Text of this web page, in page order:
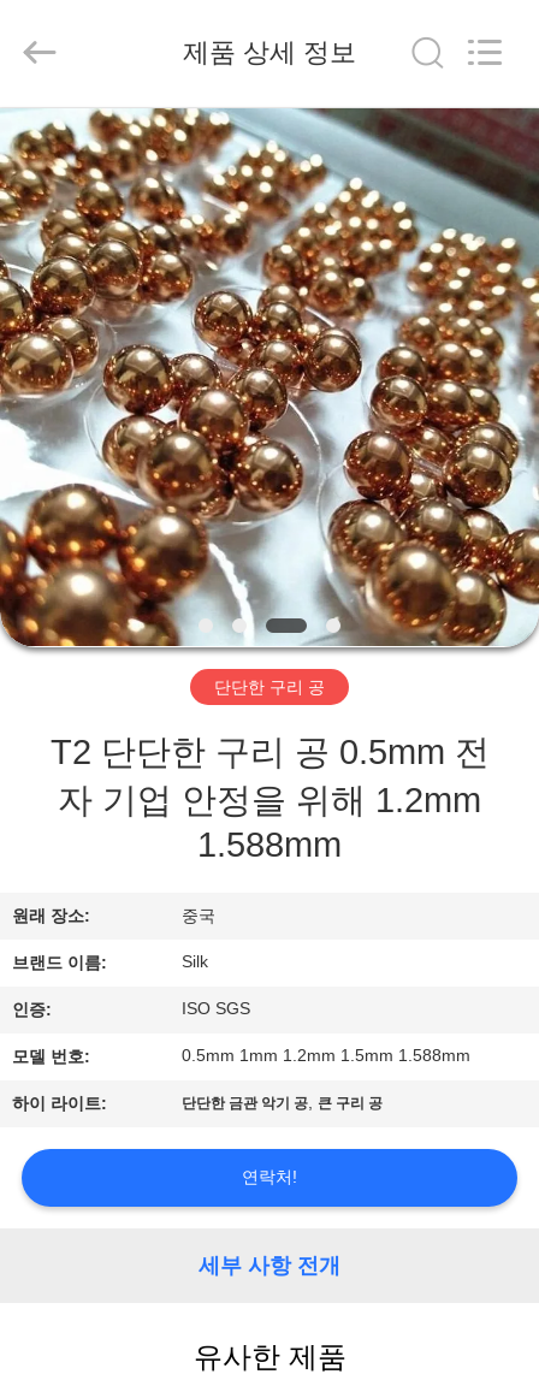
집
제
품
우
리
에
대
하
여
품
질
관
리
희
Road
Enterprise
Co.,
Rights
Reserved.
제품 상세 정보
단단한 구리 공
T2 단단한 구리 공 0.5mm 전
자 기업 안정을 위해 1.2mm
1.588mm
원래 장소: 중국
브랜드 이름: Silk
인증: ISO SGS
모델 번호: 0.5mm 1mm 1.2mm 1.5mm 1.588mm
하이 라이트: 단단한 금관 악기 공, 큰 구리 공
연락처!
세부 사항 전개
유사한 제품